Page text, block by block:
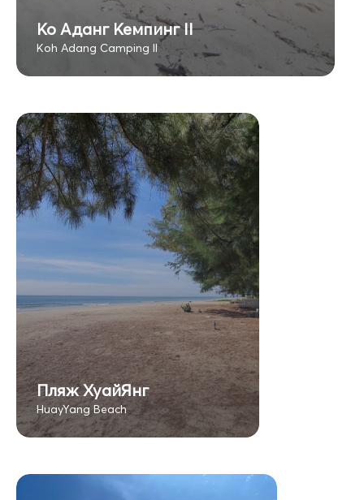
Ко Аданг Кемпинг II
Koh Adang Camping II
Пляж ХуайЯнг
HuayYang Beach